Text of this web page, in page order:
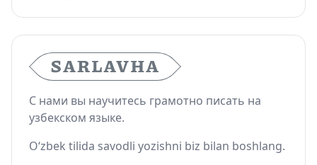
С нами вы научитесь грамотно писать на
узбекском языке.
O‘zbek tilida savodli yozishni biz bilan boshlang.